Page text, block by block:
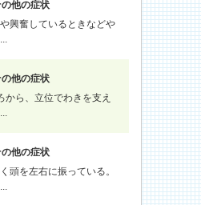
の他の症状
興奮しているときなどや
の他の症状
から、立位でわきを支え
の他の症状
頭を左右に振っている。